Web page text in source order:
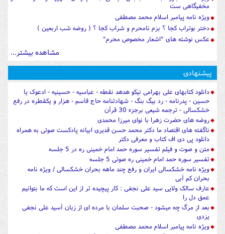
مخفیگاهی ست
ویژه نامه پیامبر اسلام محمد مصطفی
دختر بوتراب کجا ؟ بزم نامحرم و شراب کجا ؟ ( روضه شب اربعین )
عکس نوشته های "اشعار مخصوص محرم"
مشاهده بیشتر...
پیشنهادی
دانلود کتابهای علی بهرامی نیکو هدهد نقطه - عباسیه - حسینیه - ادعوک یا
حسین - پدرنامه - رد بیگ بنگ - شهادتنامه حاج قاسم - هزار و یکقطره در رفع
خشکسالی - ترجمه شیعی برجزء 30 قرآن
روضه های حضرت زهرا با نوای میرزا محمدی
ناگفته های اقتصاد ما دکتر محمد حسن قدیری ابیانه پادکست صوتی به همراه
دانلود پی دی اف کتاب و معرفی دکتر
متن و صوت و فیلم تفسیر سوره حمد امام خمینی ره در 5 جلسه
تفسیر سوره حمد امام خمینی ره صوتی 5 جلسه
ویژه نامه خشکسالی ایران و رفع چند ماهه بحران خشکسالی / ویژه نامه
بحران کم آبی
عارف سالک ولایی سید علی نجفی : کار پیچیده تر از این است که ما بتوانیم
عمق دل را
بعد از مرگ چه میشود - صحبت سلمان با مرده ای از زبان آسید علی نجفی
یزدی
ویژه نامه پیامبر اسلام محمد مصطفی